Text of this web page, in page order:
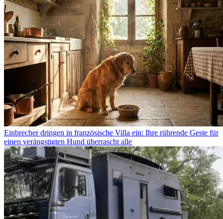
Einbrecher dringen in französische Villa ein: Ihre rührende Geste für
einen verängstigten Hund überrascht alle